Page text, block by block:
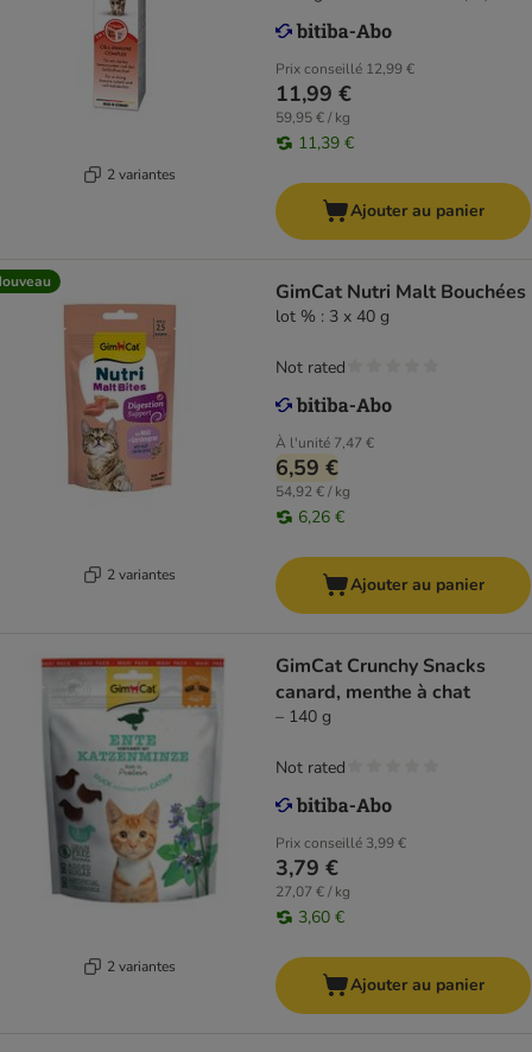
2 variantes
Prix conseillé 12,99 €
11,99 €
59,95 € / kg
11,39 €
Ajouter au panier
2 variantes
GimCat Nutri Malt Bouchées
lot % : 3 x 40 g
À l'unité 7,47 €
6,59 €
54,92 € / kg
6,26 €
Not rated
Ajouter au panier
2 variantes
GimCat Crunchy Snacks
canard, menthe à chat
– 140 g
Prix conseillé 3,99 €
3,79 €
27,07 € / kg
3,60 €
Not rated
Ajouter au panier